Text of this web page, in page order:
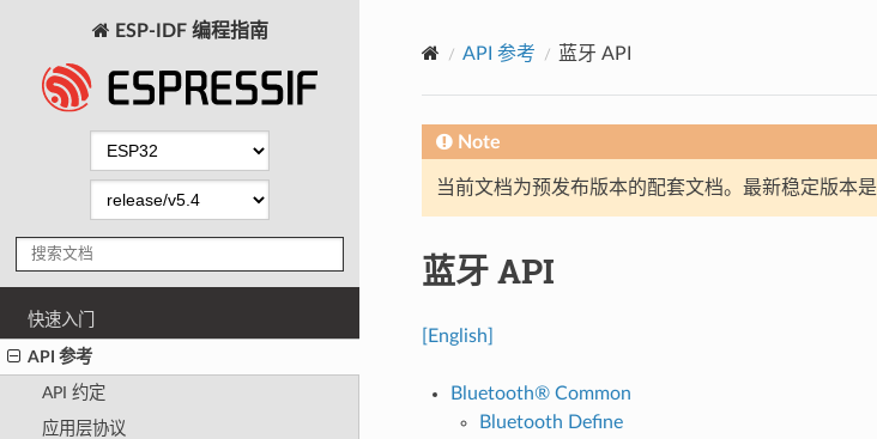
ESP-IDF 编程指南
快速入门
API 参考
API 约定
应用层协议
API 参考 蓝牙 API
Note
当前文档为预发布版本的配套文档。最新稳定版本是
蓝牙 API
[English]
Bluetooth® Common
Bluetooth Define